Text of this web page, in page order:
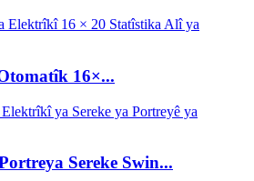
16×...
Sereke Swin...